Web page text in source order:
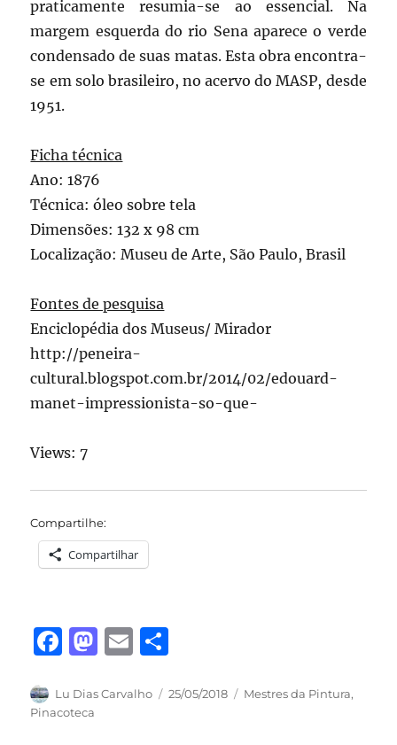
praticamente resumia-se ao essencial. Na
margem esquerda do rio Sena aparece o verde
condensado de suas matas. Esta obra encontra-
se em solo brasileiro, no acervo do MASP, desde
1951.
Ficha técnica
Ano: 1876
Técnica: óleo sobre tela
Dimensões: 132 x 98 cm
Localização: Museu de Arte, São Paulo, Brasil
Fontes de pesquisa
Enciclopédia dos Museus/ Mirador
http://peneira-
cultural.blogspot.com.br/2014/02/edouard-
manet-impressionista-so-que-
Views: 7
Compartilhe:
Compartilhar
F
c
e
M
st
E
ai a
Autor
Lu Dias Carvalho
Publicado
25/05/2018 Categorias
Mestres da Pintura,
Pinacoteca